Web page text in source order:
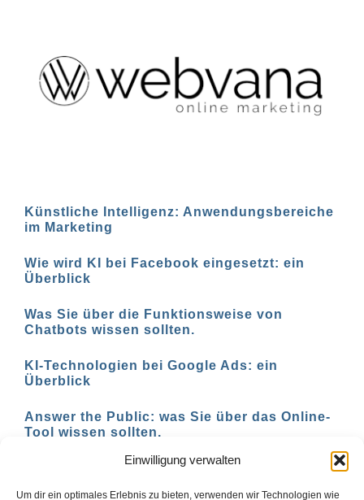
Einwilligung verwalten
Um dir ein optimales Erlebnis zu bieten, verwenden wir Technologien wie
Künstliche Intelligenz: Anwendungsbereiche
im Marketing
Wie wird KI bei Facebook eingesetzt: ein
Überblick
Was Sie über die Funktionsweise von
Chatbots wissen sollten.
KI-Technologien bei Google Ads: ein
Überblick
Answer the Public: was Sie über das Online-
Tool wissen sollten.
AI-basierte Tools für den Social-Media-